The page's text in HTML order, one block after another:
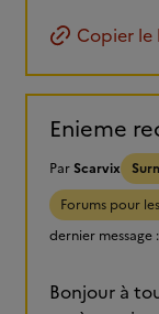
Copier le
Enieme
ParScarvix
Forums pour
dernier message :
Bonjour à